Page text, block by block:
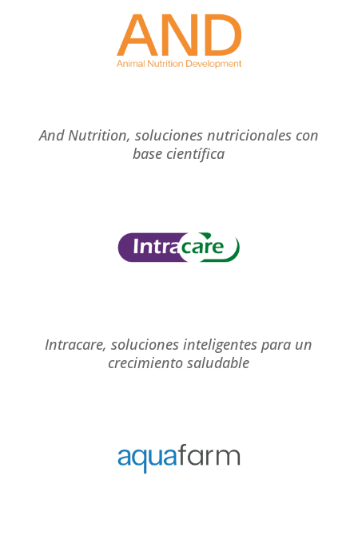
And Nutrition, soluciones nutricionales con
base científica
Intracare, soluciones inteligentes para un
crecimiento saludable